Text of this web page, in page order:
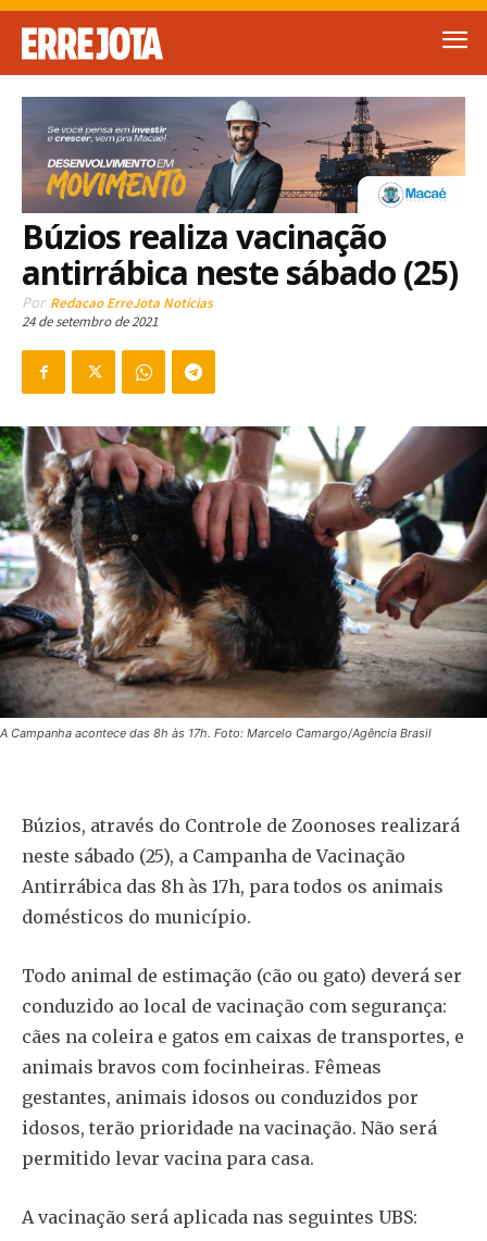
Búzios realiza vacinação
antirrábica neste sábado (25)
Por Redacao ErreJota Noticias
24 de setembro de 2021
A Campanha acontece das 8h às 17h. Foto: Marcelo Camargo/Agência Brasil
Búzios, através do Controle de Zoonoses realizará
neste sábado (25), a Campanha de Vacinação
Antirrábica das 8h às 17h, para todos os animais
domésticos do município.
Todo animal de estimação (cão ou gato) deverá ser
conduzido ao local de vacinação com segurança:
cães na coleira e gatos em caixas de transportes, e
animais bravos com focinheiras. Fêmeas
gestantes, animais idosos ou conduzidos por
idosos, terão prioridade na vacinação. Não será
permitido levar vacina para casa.
A vacinação será aplicada nas seguintes UBS: